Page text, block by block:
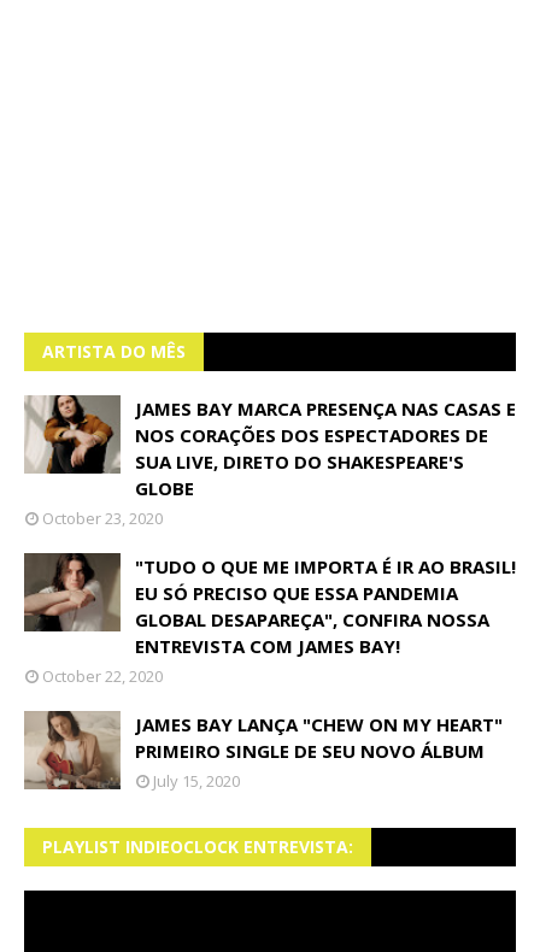
ARTISTA DO MÊS
JAMES BAY MARCA PRESENÇA NAS CASAS E
NOS CORAÇÕES DOS ESPECTADORES DE
SUA LIVE, DIRETO DO SHAKESPEARE'S
GLOBE
October 23, 2020
"TUDO O QUE ME IMPORTA É IR AO BRASIL!
EU SÓ PRECISO QUE ESSA PANDEMIA
GLOBAL DESAPAREÇA", CONFIRA NOSSA
ENTREVISTA COM JAMES BAY!
October 22, 2020
JAMES BAY LANÇA "CHEW ON MY HEART"
PRIMEIRO SINGLE DE SEU NOVO ÁLBUM
July 15, 2020
PLAYLIST INDIEOCLOCK ENTREVISTA: